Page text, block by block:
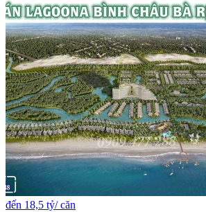
đến 18,5 tỷ/ căn